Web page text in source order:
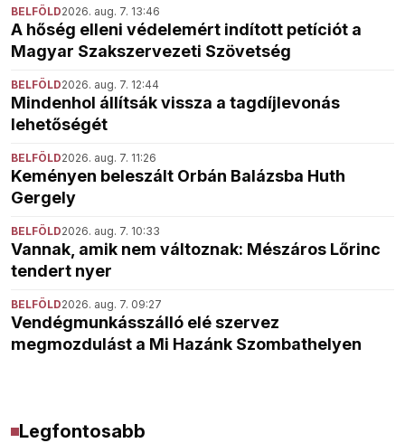
BELFÖLD2026. aug. 7. 13:46
A hőség elleni védelemért indított petíciót a
Magyar Szakszervezeti Szövetség
BELFÖLD2026. aug. 7. 12:44
Mindenhol állítsák vissza a tagdíjlevonás
lehetőségét
BELFÖLD2026. aug. 7. 11:26
Keményen beleszált Orbán Balázsba Huth
Gergely
BELFÖLD2026. aug. 7. 10:33
Vannak, amik nem változnak: Mészáros Lőrinc
tendert nyer
BELFÖLD2026. aug. 7. 09:27
Vendégmunkásszálló elé szervez
megmozdulást a Mi Hazánk Szombathelyen
Legfontosabb